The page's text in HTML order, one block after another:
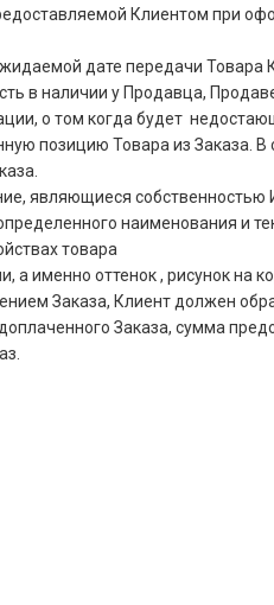
Клиентом при
дате передачи Товара
в наличии у Продавца,
о том когда будет
позицию Товара из Заказа.
являющиеся собственностью
наименования и
товара
именно оттенок , рисунок на
Заказа, Клиент должен
Заказа, сумма